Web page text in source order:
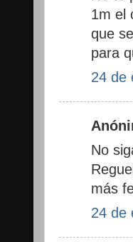
1m el
que
para
24 de
No
más
24 de